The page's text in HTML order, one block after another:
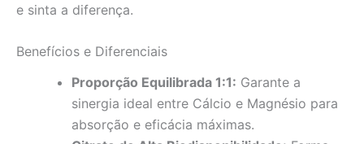
e sinta a diferença.
Benefícios e Diferenciais
Proporção Equilibrada 1:1: Garante a
sinergia ideal entre Cálcio e Magnésio para
absorção e eficácia máximas.